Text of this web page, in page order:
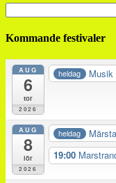
Kommande festivaler
AUG
6
tor
2026
heldag
AUG
8
lör
2026
heldag
19:00